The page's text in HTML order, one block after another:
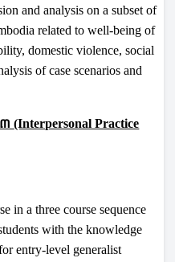
and analysis on a subset of
related to well-being of
domestic violence, social
of case scenarios and
៣(Interpersonal Practice
in a three course sequence
with the knowledge
entry-level generalist